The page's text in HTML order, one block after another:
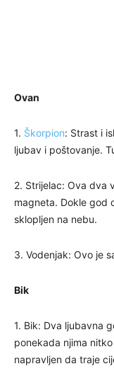
Ovan
1. Škorpion: Strast i
ljubav i poštovanje.
2. Strijelac: Ova dva
magneta. Dokle god
sklopljen na nebu.
3. Vodenjak: Ovo je
Bik
1. Bik: Dva ljubavna
ponekada njima
napravljen da traje